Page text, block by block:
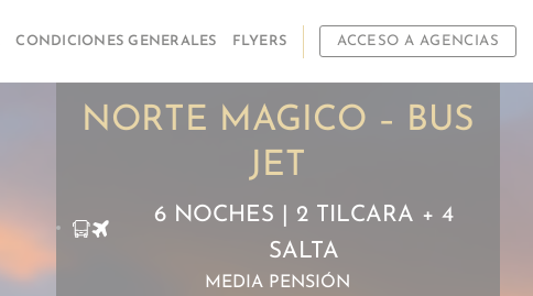
CONDICIONES GENERALES FLYERS ACCESO A AGENCIAS
NORTE MAGICO – BUS
JET
6 NOCHES | 2 TILCARA + 4
SALTA
MEDIA PENSIÓN